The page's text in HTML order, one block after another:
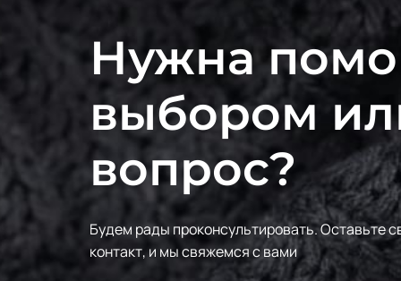
Нужна
выбором
вопрос?
Будем рады проконсультировать.Оставьте
контакт, и мы свяжемся с вами